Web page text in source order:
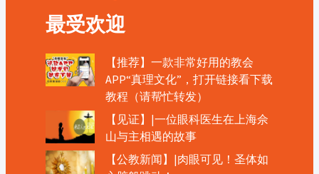
最受欢迎
【推荐】一款非常好用的教会
APP“真理文化”，打开链接看下载
教程（请帮忙转发）
【见证】|一位眼科医生在上海佘
山与主相遇的故事
【公教新闻】|肉眼可见！圣体如